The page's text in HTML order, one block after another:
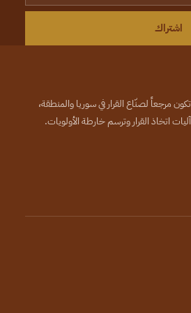
اشتراك
مرجعاً لصنّاع القرار في سوريا والمنطقة،
اتخاذ القرار وترسم خارطة الأولويات.